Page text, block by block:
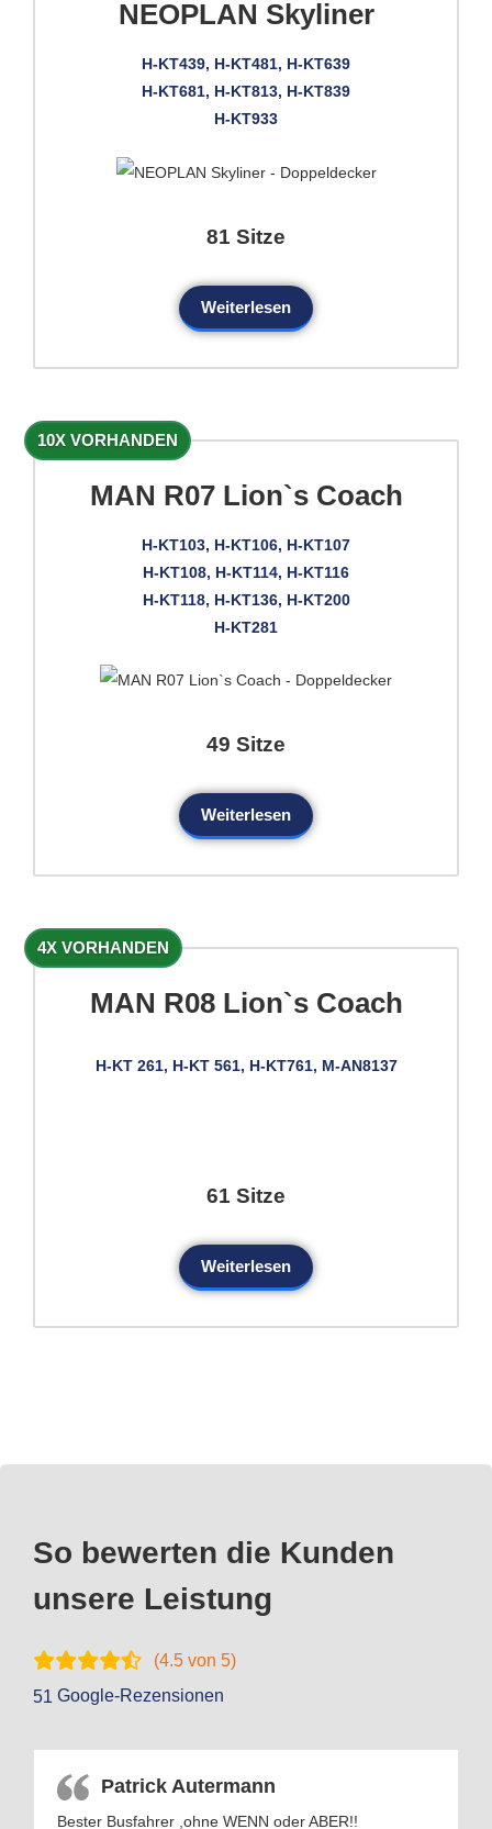
NEOPLAN Skyliner
H-KT439, H-KT481, H-KT639
H-KT681, H-KT813, H-KT839
H-KT933
81 Sitze
Weiterlesen
10X VORHANDEN
MAN R07 Lion`s Coach
H-KT103, H-KT106, H-KT107
H-KT108, H-KT114, H-KT116
H-KT118, H-KT136, H-KT200
H-KT281
49 Sitze
Weiterlesen
4X VORHANDEN
MAN R08 Lion`s Coach
H-KT 261, H-KT 561, H-KT761, M-AN8137
61 Sitze
Weiterlesen
So bewerten die Kunden
unsere Leistung
(4.5 von 5)
51 Google-Rezensionen
Patrick Autermann
Bester Busfahrer ,ohne WENN oder ABER!!